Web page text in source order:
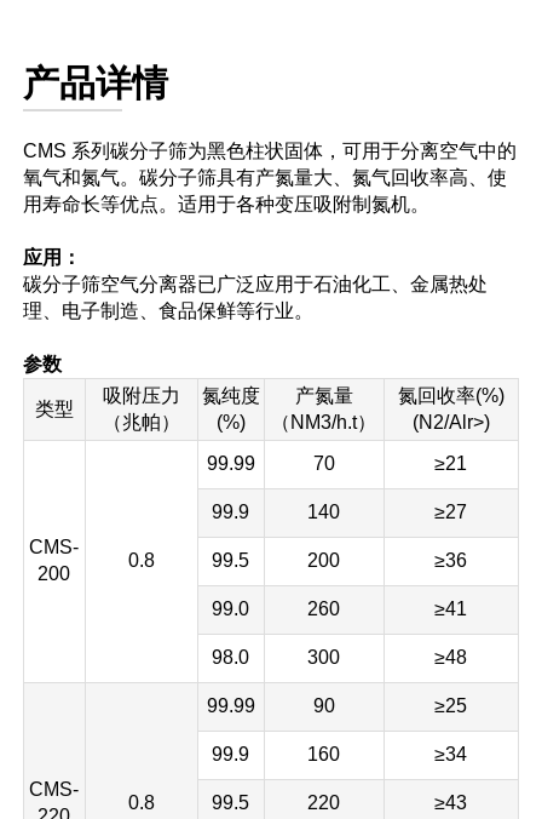
产品详情
CMS 系列碳分子筛为黑色柱状固体，可用于分离空气中的
氧气和氮气。碳分子筛具有产氮量大、氮气回收率高、使
用寿命长等优点。适用于各种变压吸附制氮机。
应用：
碳分子筛空气分离器已广泛应用于石油化工、金属热处
理、电子制造、食品保鲜等行业。
参数
类型
吸附压力
（兆帕）
氮纯度
(%)
产氮量
（NM3/h.t）
氮回收率(%)
(N2/Alr>)
CMS-
200
0.8
99.99 70 ≥21
99.9 140 ≥27
99.5 200 ≥36
99.0 260 ≥41
98.0 300 ≥48
CMS-
0.8
99.99 90 ≥25
99.9 160 ≥34
99.5 220 ≥43